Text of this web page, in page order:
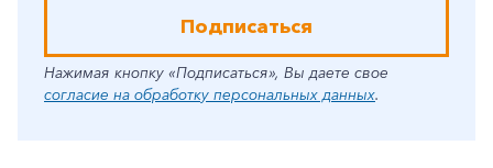
Подписаться
Нажимая кнопку «Подписаться», Вы даете свое
согласие на обработку персональных данных.